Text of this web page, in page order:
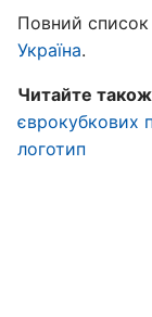
Повний
Україна.
Читайте
єврокубкових
логотип